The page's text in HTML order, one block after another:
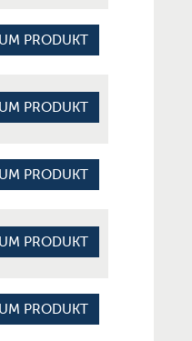
PRODUKT
PRODUKT
PRODUKT
PRODUKT
PRODUKT